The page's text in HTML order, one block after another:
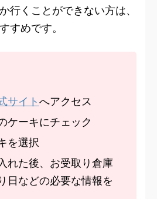
行くことができない方は、
すめです。
サイトへアクセス
ケーキにチェック
を選択
れた後、お受取り倉庫
日などの必要な情報を